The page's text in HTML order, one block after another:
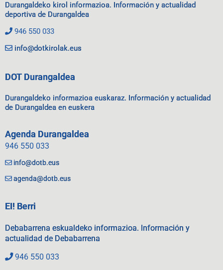
Durangaldeko kirol informazioa. Información y actualidad
deportiva de Durangaldea
946 550 033
info@dotkirolak.eus
DOT Durangaldea
Durangaldeko informazioa euskaraz. Información y actualidad
de Durangaldea en euskera
Agenda Durangaldea
946 550 033
info@dotb.eus
agenda@dotb.eus
EI! Berri
Debabarrena eskualdeko informazioa. Información y
actualidad de Debabarrena
946 550 033